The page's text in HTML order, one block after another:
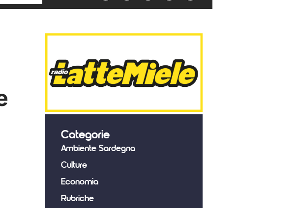
Categorie
Ambiente Sardegna
Culture
Economia
Rubriche